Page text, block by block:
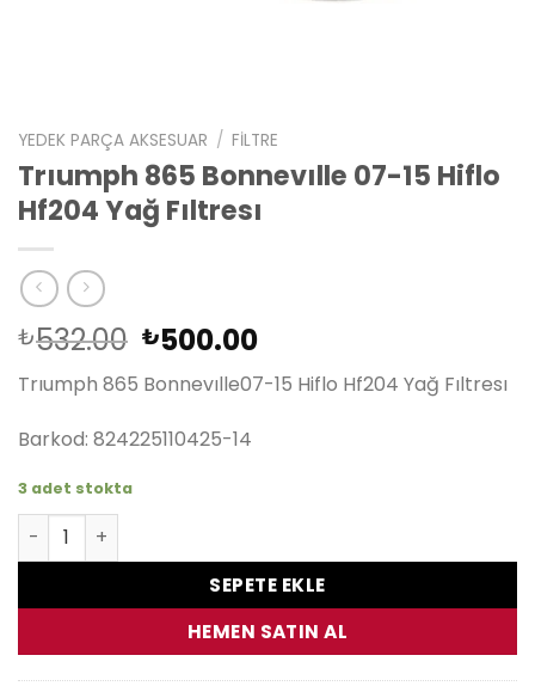
YEDEK PARÇA AKSESUAR / FILTRE
Trıumph 865 Bonnevılle 07-15 Hiflo
Hf204 Yağ Fıltresı
₺532.00 Orijinal
fiyat:
₺532.00.
₺500.00Şu
andaki
fiyat:
Trıumph 865 Bonnevılle07-15 Hiflo Hf204 Yağ Fıltresı
Barkod: 824225110425-14
3 adet stokta
Trıumph 865 Bonnevılle 07-15 Hiflo Hf204 Yağ Fıltresı
SEPETE EKLE
HEMEN SATIN AL